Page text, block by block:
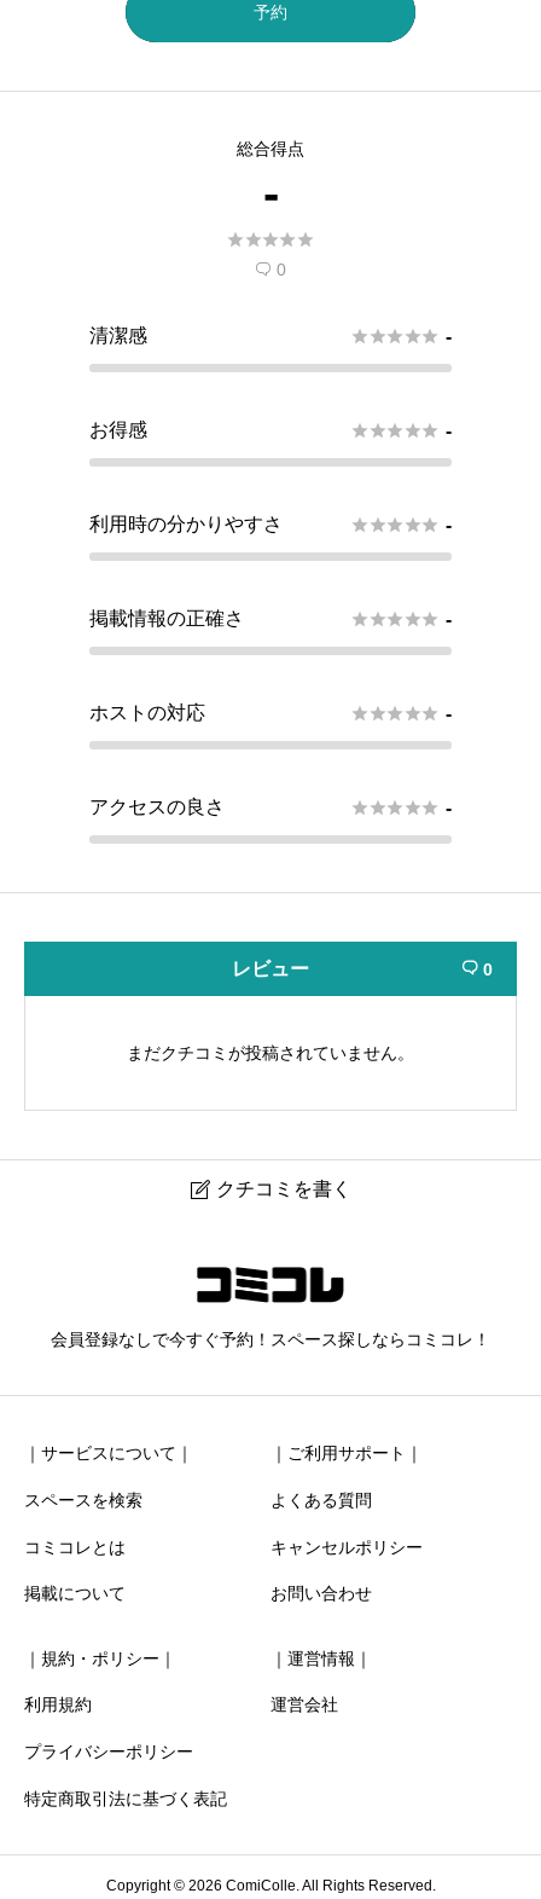
予約
総合得点
-

 0
清潔感  -
お得感  -
利用時の分かりやすさ  -
掲載情報の正確さ  -
ホストの対応  -
アクセスの良さ  -
レビュー  0
まだクチコミが投稿されていません。
 クチコミを書く
ニックネーム 任意
清潔感
お得感
星の数をお選びください
利用時の分かりやすさ 必須
会員登録なしで今すぐ予約！スペース探しならコミコレ！
｜サービスについて｜
スペースを検索
コミコレとは
掲載について
｜ご利用サポート｜
よくある質問
キャンセルポリシー
お問い合わせ
｜規約・ポリシー｜
利用規約
プライバシーポリシー
特定商取引法に基づく表記
｜運営情報｜
運営会社
Copyright © 2026 ComiColle. All Rights Reserved.